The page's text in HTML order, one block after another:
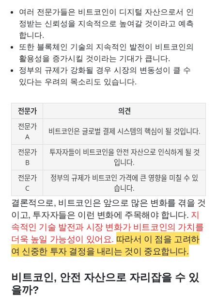
여러 전문가들은 비트코인이 디지털 자산으로서 인
정받는 신뢰성을 지속적으로 높여갈 것이라고 예측
합니다.
또한 블록체인 기술의 지속적인 발전이 비트코인의
활용성을 증가시킬 것이라는 기대가 큽니다.
정부의 규제가 강화될 경우 시장의 변동성이 클 수
있다는 우려의 목소리도 있습니다.
전문가
의견
전문가
A
비트코인은 글로벌 결제 시스템의 핵심이 될 것입니다.
전문가
B
투자자들이 비트코인을 안전 자산으로 인식하게 될 것
입니다.
전문가
C
정부의 규제가 비트코인 가격에 큰 영향을 미칠 수 있
습니다.
결론적으로, 비트코인은 앞으로 많은 변화를 겪을 것
이고, 투자자들은 이런 변화에 주목해야 합니다. 지
속적인 기술 발전과 시장 변화가 비트코인의 가치를
더욱 높일 가능성이 있어요. 따라서 이 점을 고려하
여 신중한 투자 결정을 내리는 것이 중요합니다.
비트코인, 안전 자산으로 자리잡을 수 있
을까?